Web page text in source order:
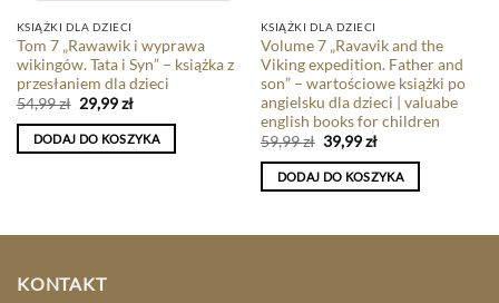
KSIĄŻKI DLA DZIECI
Tom 7 „Rawawik i wyprawa
wikingów. Tata i Syn” – książka z
przesłaniem dla dzieci
54,99zł 29,99zł
DODAJ DO KOSZYKA
KSIĄŻKI DLA DZIECI
Volume 7 „Ravavik and the
Viking expedition. Father and
son” – wartościowe książki po
angielsku dla dzieci | valuabe
english books for children
59,99zł 39,99zł
DODAJ DO KOSZYKA
KONTAKT